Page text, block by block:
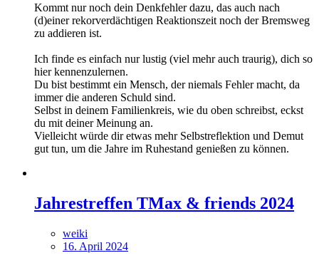
Kommt nur noch dein Denkfehler dazu, das auch nach
(d)einer rekorverdächtigen Reaktionszeit noch der Bremsweg
zu addieren ist.
Ich finde es einfach nur lustig (viel mehr auch traurig), dich so
hier kennenzulernen.
Du bist bestimmt ein Mensch, der niemals Fehler macht, da
immer die anderen Schuld sind.
Selbst in deinem Familienkreis, wie du oben schreibst, eckst
du mit deiner Meinung an.
Vielleicht würde dir etwas mehr Selbstreflektion und Demut
gut tun, um die Jahre im Ruhestand genießen zu können.
Jahrestreffen TMax & friends 2024
weiki
16. April 2024